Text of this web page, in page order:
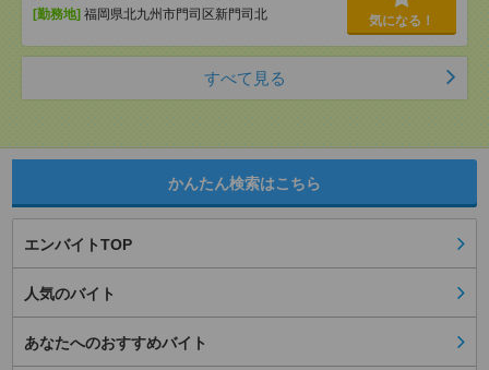
[勤務地] 福岡県北九州市門司区新門司北 気になる！
すべて見る
かんたん検索はこちら
エンバイトTOP
人気のバイト
あなたへのおすすめバイト